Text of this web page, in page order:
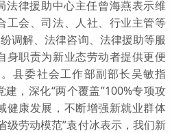
法律援助中心主任曾海燕表示维
工会、司法、人社、行业主管等
调解、法律咨询、法律援助等服
身职责为新业态劳动者提供更便
县委社会工作部副部长吴敏指
，深化“两个覆盖”100%专项攻
健康发展，不断增强新就业群体
级劳动模范”袁付冰表示，我们新